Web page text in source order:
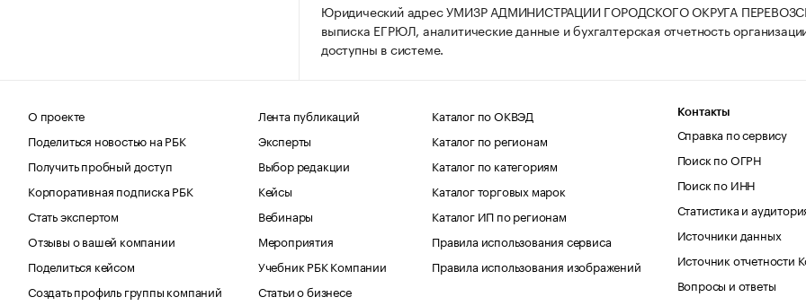
Юридический адрес УМИЗР АДМИНИСТРАЦИИ ГОРОДСКОГО ОКРУГА
выписка ЕГРЮЛ, аналитические данные и бухгалтерская отчетность
доступны в системе.
О проекте
Поделиться новостью на РБК
Получить пробный доступ
Корпоративная подписка РБК
Стать экспертом
Отзывы о вашей компании
Поделиться кейсом
Создать профиль группы компаний
Лента публикаций
Эксперты
Выбор редакции
Кейсы
Вебинары
Мероприятия
Учебник РБК Компании
Статьи о бизнесе
Каталог по ОКВЭД
Каталог по регионам
Каталог по категориям
Каталог торговых марок
Каталог ИП по регионам
Правила использования сервиса
Правила использования изображений
Контакты
Справка по сервису
Поиск по ОГРН
Поиск по ИНН
Статистика и
Источники данных
Источник отчетности
Вопросы и ответы